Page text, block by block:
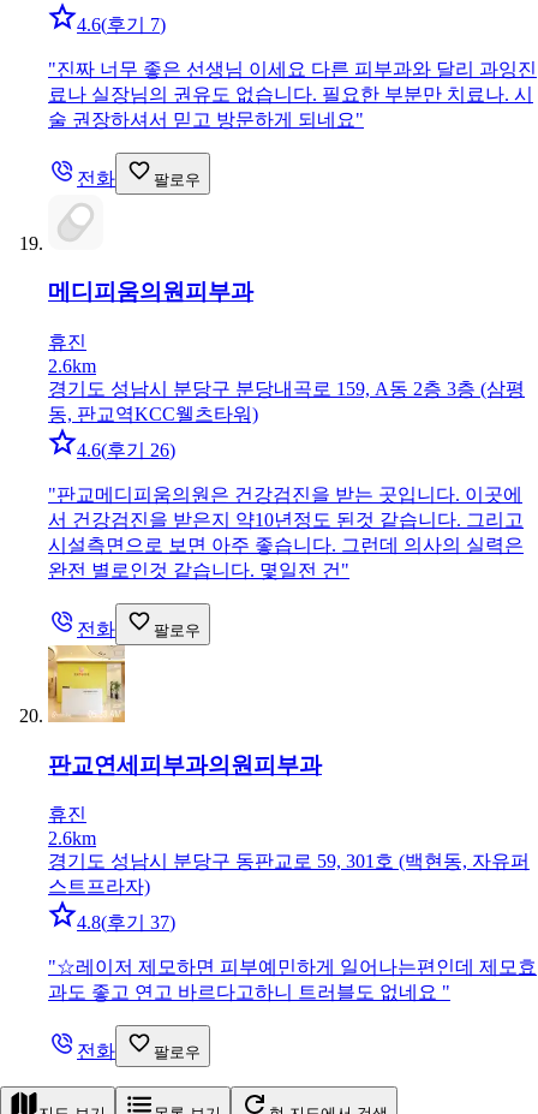
4.6(후기 7)
"진짜 너무 좋은 선생님 이세요 다른 피부과와 달리 과잉진
료나 실장님의 권유도 없습니다. 필요한 부분만 치료나. 시
술 권장하셔서 믿고 방문하게 되네요"
전화 팔로우
메디피움의원피부과
휴진
2.6km
경기도 성남시 분당구 분당내곡로 159, A동 2층 3층 (삼평
동, 판교역KCC웰츠타워)
4.6(후기 26)
"판교메디피움의원은 건강검진을 받는 곳입니다. 이곳에
서 건강검진을 받은지 약10년정도 된것 같습니다. 그리고
시설측면으로 보면 아주 좋습니다. 그런데 의사의 실력은
완전 별로인것 같습니다. 몇일전 건 "
전화 팔로우
판교연세피부과의원 피부과
휴진
2.6km
경기도 성남시 분당구 동판교로 59, 301호 (백현동, 자유퍼
스트프라자)
4.8(후기 37)
"☆레이저 제모하면 피부예민하게 일어나는편인데 제모효
과도 좋고 연고 바르다고하니 트러블도 없네요 "
전화 팔로우